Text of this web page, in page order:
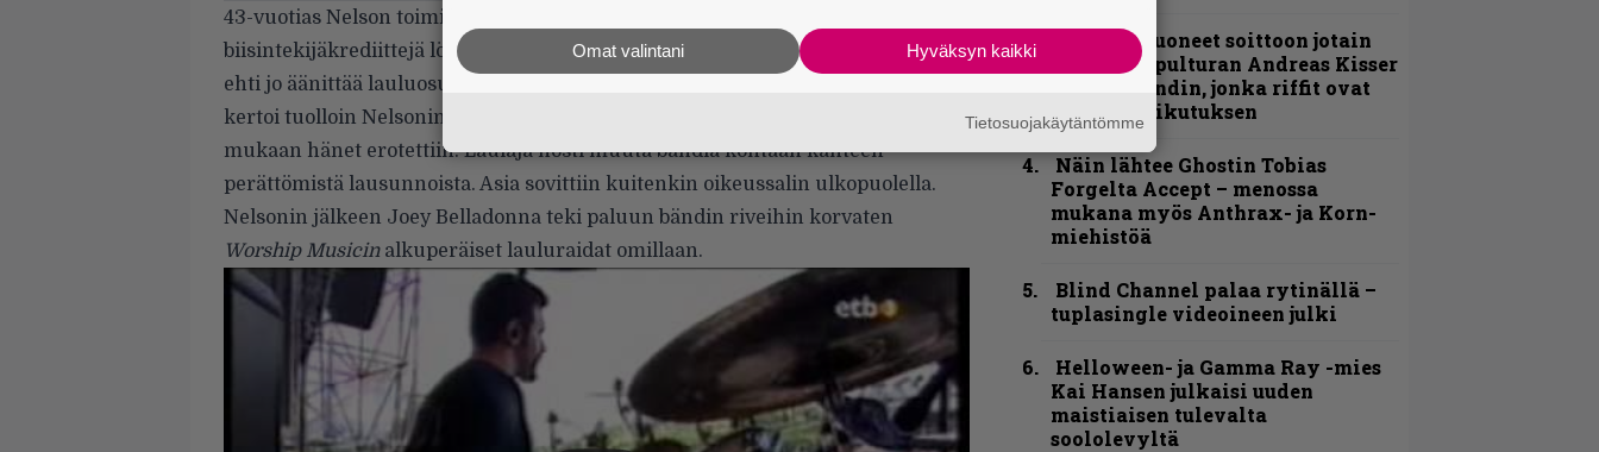
43-vuotias Nelson toimi Anthraxin nokkamiehenä vuosina 2007-2009 ja hänen
biisintekijäkrediittejä löytyy vuoden 2011Worship Music
-levyltä, jolle Nelson
ehti jo äänittää lauluosuudet ennen kuin hänen ja bändin tiet erkanivat. Yhtye
kertoi tuolloin Nelsonin eronneen terveysongelmiin vedoten, mutta Nelsonin
mukaan hänet erotettiin. Laulaja nosti muuta bändiä kohtaan kanteen
perättömistä lausunnoista. Asia sovittiin kuitenkin oikeussalin ulkopuolella.
Nelsonin jälkeen Joey Belladonna teki paluun bändin riveihin korvaten
Worship Musicinalkuperäiset lauluraidat omillaan.
”He ovat tuoneet soittoon jotain
uutta” – Sepulturan Andreas Kisser
nimeää bändin, jonka riffit ovat
tehneet vaikutuksen
Näin lähtee Ghostin Tobias
Forgelta Accept – menossa
mukana myös Anthrax- ja Korn-
miehistöä
Blind Channel palaa rytinällä –
tuplasingle videoineen julki
Helloween- ja Gamma Ray -mies
Kai Hansen julkaisi uuden
maistiaisen tulevalta
soololevyltä
Hyväksyn kaikki
Omat valintani
Tietosuojakäytäntömme